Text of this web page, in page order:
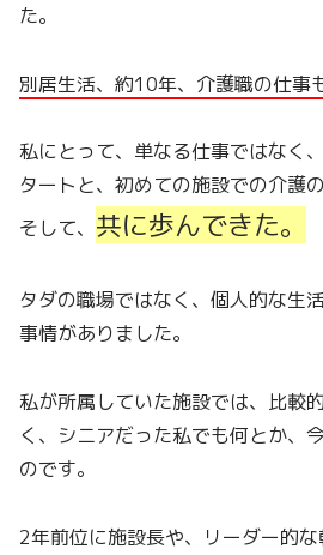
た。
別居生活、約10年、介護職の仕事
私にとって、単なる仕事ではなく
タートと、初めての施設での介護
そして、 共に歩んできた。
タダの職場ではなく、個人的な生
事情がありました。
私が所属していた施設では、比較
く、シニアだった私でも何とか、
のです。
2年前位に施設長や、リーダー的